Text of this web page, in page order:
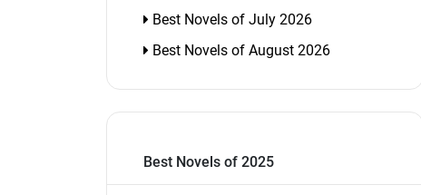
Best Novels of July 2026
Best Novels of August 2026
Best Novels of 2025